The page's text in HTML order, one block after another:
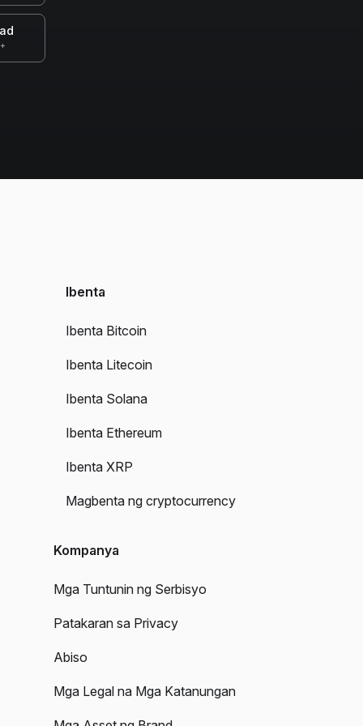
Ibenta
Ibenta Bitcoin
Ibenta Litecoin
Ibenta Solana
Ibenta Ethereum
Ibenta XRP
Magbenta ng cryptocurrency
Kompanya
Mga Tuntunin ng Serbisyo
Patakaran sa Privacy
Abiso
Mga Legal na Mga Katanungan